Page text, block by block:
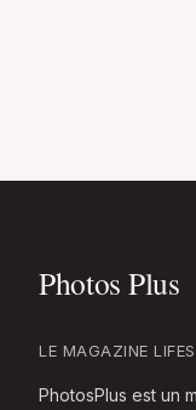
LE MAGAZINE
PhotosPlus est un